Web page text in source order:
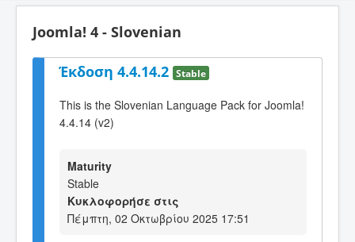
Joomla! 4 - Slovenian
Έκδοση 4.4.14.2 Stable
This is the Slovenian Language Pack for Joomla!
4.4.14 (v2)
Maturity
Stable
Κυκλοφορήσε στις
Πέμπτη, 02 Οκτωβρίου 2025 17:51